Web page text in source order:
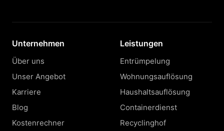
Unternehmen
Über uns
Unser Angebot
Karriere
Blog
Kostenrechner
Leistungen
Entrümpelung
Wohnungsauflösung
Haushaltsauflösung
Containerdienst
Recyclinghof